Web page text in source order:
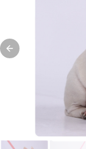
Previous slide